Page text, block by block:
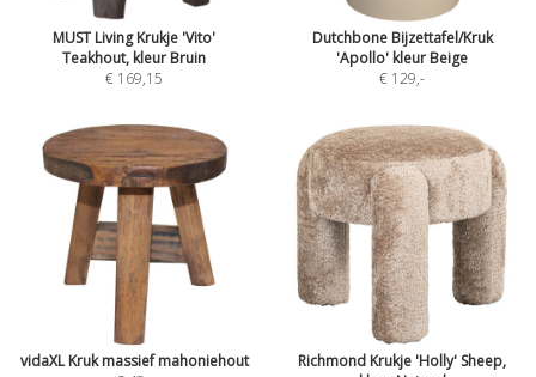
MUST Living Krukje 'Vito'
Teakhout, kleur Bruin
€ 169,15
Dutchbone Bijzettafel/Kruk
'Apollo' kleur Beige
€ 129,-
vidaXL Kruk massief mahoniehout
Richmond Krukje 'Holly' Sheep,